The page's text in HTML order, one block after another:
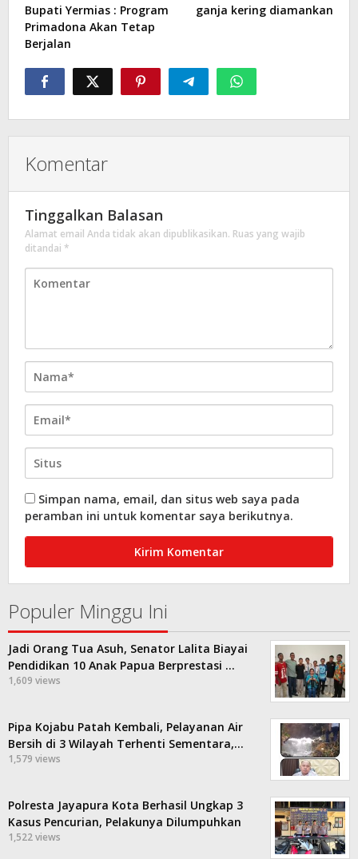
Bupati Yermias : Program
Primadona Akan Tetap
Berjalan
ganja kering diamankan
Komentar
Tinggalkan Balasan
Alamat email Anda tidak akan dipublikasikan. Ruas yang wajib
ditandai *
Simpan nama, email, dan situs web saya pada
peramban ini untuk komentar saya berikutnya.
Populer Minggu Ini
Jadi Orang Tua Asuh, Senator Lalita Biayai
Pendidikan 10 Anak Papua Berprestasi …
1,609 views
Pipa Kojabu Patah Kembali, Pelayanan Air
Bersih di 3 Wilayah Terhenti Sementara,…
1,579 views
Polresta Jayapura Kota Berhasil Ungkap 3
Kasus Pencurian, Pelakunya Dilumpuhkan
1,522 views